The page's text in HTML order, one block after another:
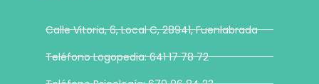
Calle Vitoria, 6, Local C, 28941, Fuenlabrada
Teléfono Logopedia: 641 17 78 72